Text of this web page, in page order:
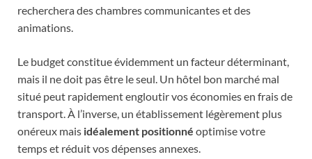
recherchera des chambres communicantes et des
animations.
Le budget constitue évidemment un facteur déterminant,
mais il ne doit pas être le seul. Un hôtel bon marché mal
situé peut rapidement engloutir vos économies en frais de
transport. À l’inverse, un établissement légèrement plus
onéreux mais idéalement positionné optimise votre
temps et réduit vos dépenses annexes.